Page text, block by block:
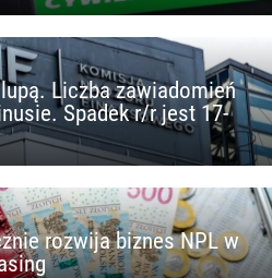
Liczba zawiadomień
Spadek r/r jest 17-
rozwija biznes NPL w